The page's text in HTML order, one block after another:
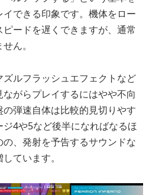
できる印象です。機体をロー
ードを遅くできますが、通常
ん。
ルフラッシュエフェクトなど
がらプレイするにはやや不向
弾速自体は比較的見切りやす
4や5など後半になればなるほ
、発射を予告するサウンドな
ています。